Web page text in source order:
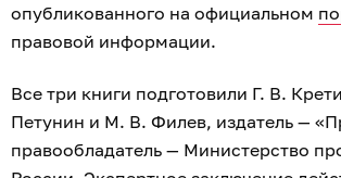
опубликованного на официальном
правовой информации.
Все три книги подготовили Г. В.
Петунин и М. В. Филев, издатель —
правообладатель — Министерство